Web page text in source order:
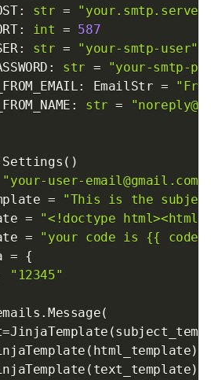
: str =
: int = 587
: str =
"your-smtp-user"
: str =
"your-smtp-
: EmailStr =
: str =
Settings ( )
"your-user-email@gmail.com"
=
"This is the
=
"<!doctype
=
"your code is {{ code
= {
"12345"
. Message(
=JinjaTemplate (
( html_template)
( text_template)